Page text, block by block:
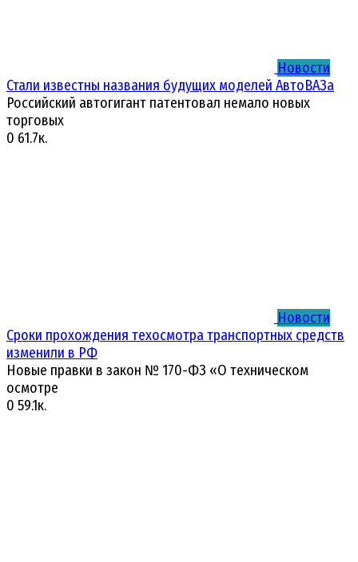
Новости
Стали известны названия будущих моделей АвтоВАЗа
Российский автогигант патентовал немало новых
торговых
0 61.7к.
Новости
Сроки прохождения техосмотра транспортных средств
изменили в РФ
Новые правки в закон № 170-ФЗ «О техническом
осмотре
0 59.1к.